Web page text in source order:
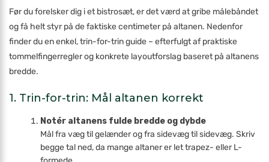
Før du forelsker dig i et bistrosæt, er det værd at gribe målebåndet
og få helt styr på de faktiske centimeter på altanen. Nedenfor
finder du en enkel, trin-for-trin guide – efterfulgt af praktiske
tommelfingerregler og konkrete layoutforslag baseret på altanens
bredde.
1. Trin-for-trin: Mål altanen korrekt
Notér altanens fulde bredde og dybde
Mål fra væg til gelænder og fra sidevæg til sidevæg. Skriv
begge tal ned, da mange altaner er let trapez- eller L-